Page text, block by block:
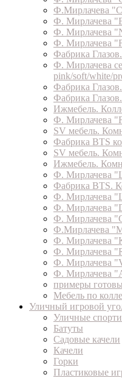
Ф.Мирлачева
Ф. Мирлачева
Ф. Мирлачева
Ф. Мирлачева
Фабрика
Ф. Мирлачева
pink/soft/white/
Фабрика
Фабрика
Ижмебель.
Ф. Мирлачева
SV мебель.
Фабрика BTS
SV мебель.
Ижмебель.
Ф. Мирлачева
Фабрика BTS.
Ф. Мирлачева
Ф. Мирлачева
Ф. Мирлачева
Ф.Мирлачева
Ф. Мирлачева
Ф. Мирлачева
Ф. Мирлачева
Ф. Мирлачева
примеры
Мебель по
Уличный игровой
Уличные
Батуты
Садовые качели
Качели
Горки
Пластиковые